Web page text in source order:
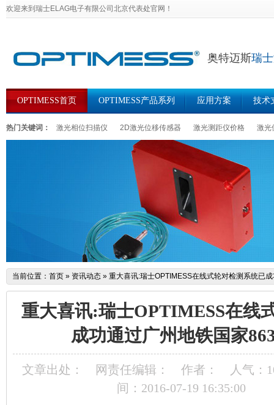
欢迎来到瑞士ELAG电子有限公司北京代表处官网！
奥特迈斯瑞
OPTIMESS首页 OPTIMESS产品系列 应用方案 技术
热门关键词： 激光相位扫描仪 2D激光位移传感器 激光测距仪价格 激光
当前位置： 首页 » 资讯动态 » 重大喜讯:瑞士OPTIMESS在线式轮对检测系统已
重大喜讯:瑞士OPTIMESS在线
成功通过广州地铁国家
文章出处： 网责任编辑： 作者： 人气：
间：2016-07-19 16:35:00